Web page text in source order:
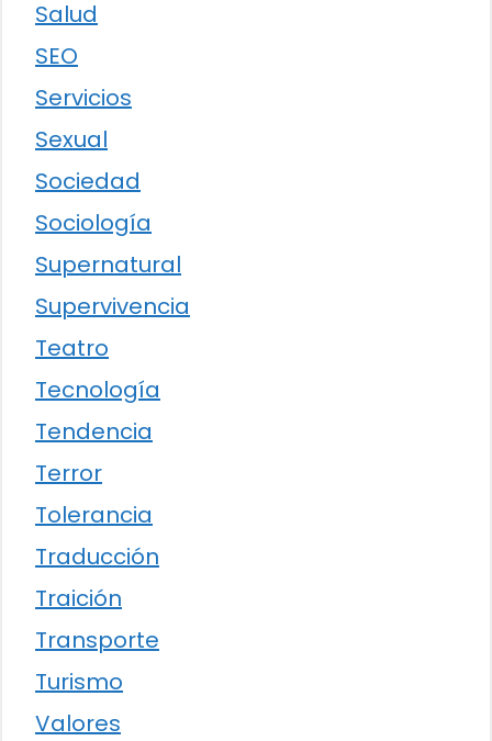
Salud
SEO
Servicios
Sexual
Sociedad
Sociología
Supernatural
Supervivencia
Teatro
Tecnología
Tendencia
Terror
Tolerancia
Traducción
Traición
Transporte
Turismo
Valores